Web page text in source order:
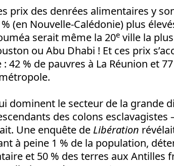
prix des denrées alimentaires y
(en Nouvelle-Calédonie) plus
serait même la 20e ville la
ou Abu Dhabi ! Et ces prix
42 % de pauvres à La Réunion et
dominent le secteur de la grande
des colons
Une enquête de Libération
à peine 1 % de la population,
et 50 % des terres aux Antilles